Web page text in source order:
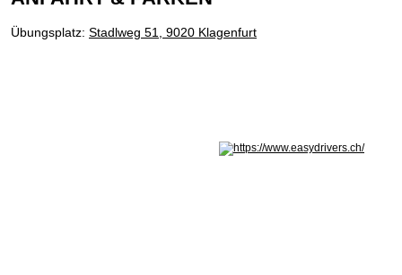
Übungsplatz: Stadlweg 51, 9020 Klagenfurt